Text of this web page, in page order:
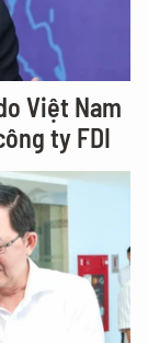
Việt Nam
ty FDI